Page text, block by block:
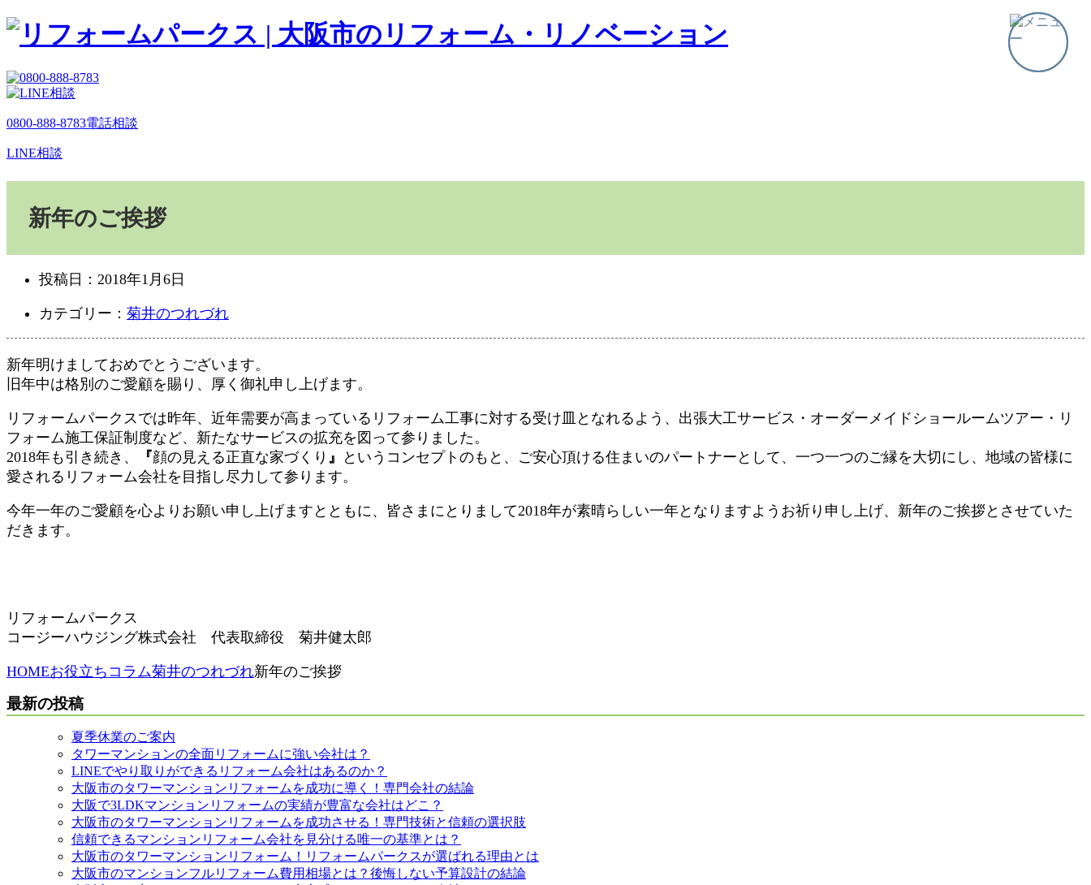
0800-888-8783電話相談
LINE相談
新年のご挨拶
投稿日： 2018年1月6日
カテゴリー： 菊井のつれづれ
新年明けましておめでとうございます。
旧年中は格別のご愛顧を賜り、厚く御礼申し上げます。
リフォームパークスでは昨年、近年需要が高まっているリフォーム工事に対する受け皿となれるよう、 出張大工サービス・オーダーメイドショールームツアー・リ
フォーム施工保証制度など、新たなサービスの拡充を図って参りました。
2018年も引き続き、 『顔の見える正直な家づくり 』 というコンセプトのもと、 ご安心頂ける住まいのパートナーとして、一つ一つのご縁を大切にし、地域の皆様に
愛されるリフォーム会社を目指し尽力して参ります。
今年一年のご愛顧を心よりお願い申し上げますとともに、皆さまにとりまして2018年が素晴らしい一年となりますようお祈り申し上げ、新年のご挨拶とさせていた
だきます。
リフォームパークス
コージーハウジング株式会社 代表取締役 菊井健太郎
HOMEお役立ちコラム菊井のつれづれ新年のご挨拶
最新の投稿
夏季休業のご案内
タワーマンションの全面リフォームに強い会社は？
LINEでやり取りができるリフォーム会社はあるのか？
大阪市のタワーマンションリフォームを成功に導く！専門会社の結論
大阪で3LDKマンションリフォームの実績が豊富な会社はどこ？
大阪市のタワーマンションリフォームを成功させる！専門技術と信頼の選択肢
信頼できるマンションリフォーム会社を見分ける唯一の基準とは？
大阪市のタワーマンションリフォーム！リフォームパークスが選ばれる理由とは
大阪市のマンションフルリフォーム費用相場とは？後悔しない予算設計の結論